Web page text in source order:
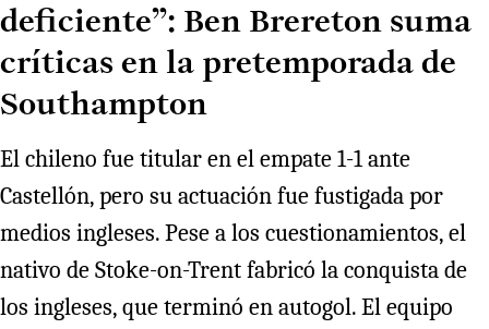
deficiente”: Ben Brereton suma
críticas en la pretemporada de
Southampton
El chileno fue titular en el empate 1-1 ante
Castellón, pero su actuación fue fustigada por
medios ingleses. Pese a los cuestionamientos, el
nativo de Stoke-on-Trent fabricó la conquista de
los ingleses, que terminó en autogol. El equipo